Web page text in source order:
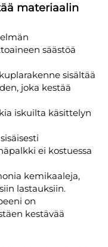
materiaalin
säästöä
sisältää
joka kestää
iskuilta käsittelyn
ei kostuessa
kemikaaleja,
lastauksiin.
on
kestävää